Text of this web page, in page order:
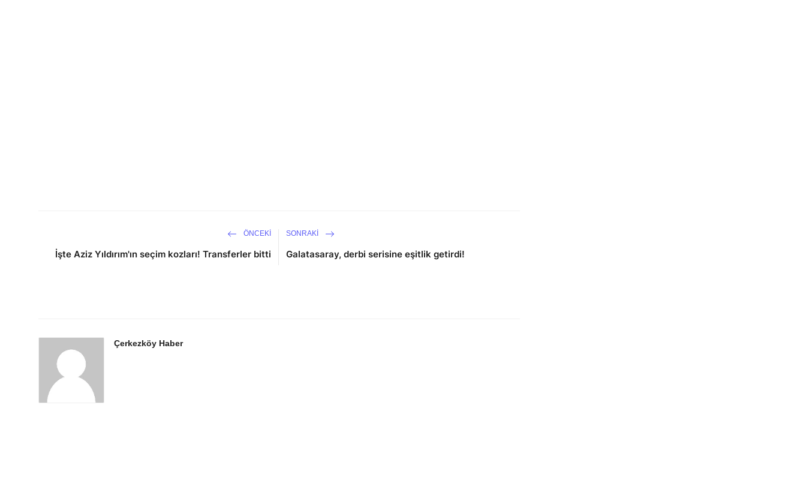
ÖNCEKI
İşte Aziz Yıldırım'ın seçim kozları! Transferler bitti
SONRAKI
Galatasaray, derbi serisine eşitlik getirdi!
Çerkezköy Haber